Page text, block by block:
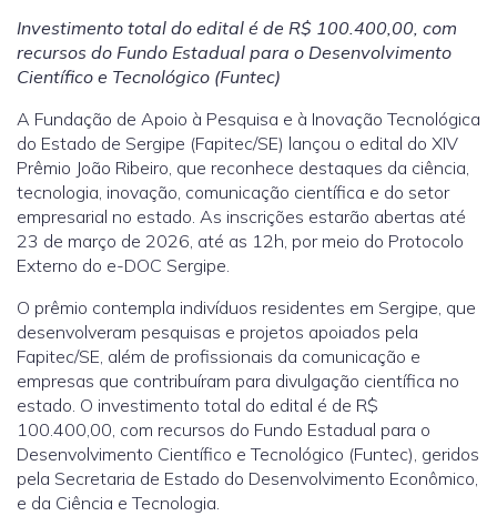
Investimento total do edital é de R$ 100.400,00, com
recursos do Fundo Estadual para o Desenvolvimento
Científico e Tecnológico (Funtec)
A Fundação de Apoio à Pesquisa e à Inovação Tecnológica
do Estado de Sergipe (Fapitec/SE) lançou o edital do XIV
Prêmio João Ribeiro, que reconhece destaques da ciência,
tecnologia, inovação, comunicação científica e do setor
empresarial no estado. As inscrições estarão abertas até
23 de março de 2026, até as 12h, por meio do Protocolo
Externo do e-DOC Sergipe.
O prêmio contempla indivíduos residentes em Sergipe, que
desenvolveram pesquisas e projetos apoiados pela
Fapitec/SE, além de profissionais da comunicação e
empresas que contribuíram para divulgação científica no
estado. O investimento total do edital é de R$
100.400,00, com recursos do Fundo Estadual para o
Desenvolvimento Científico e Tecnológico (Funtec), geridos
pela Secretaria de Estado do Desenvolvimento Econômico,
e da Ciência e Tecnologia.